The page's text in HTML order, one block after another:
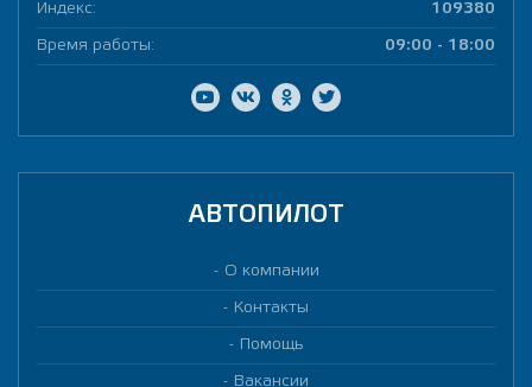
Индекс: 109380
Время работы: 09:00 - 18:00
АВТОПИЛОТ
О компании
Контакты
Помощь
Вакансии